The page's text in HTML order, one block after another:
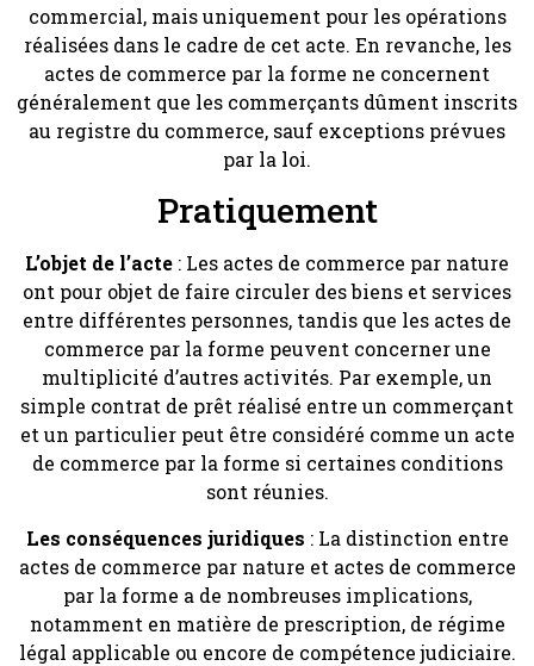
commercial, mais uniquement pour les opérations
réalisées dans le cadre de cet acte. En revanche, les
actes de commerce par la forme ne concernent
généralement que les commerçants dûment inscrits
au registre du commerce, sauf exceptions prévues
par la loi.
Pratiquement
L’objet de l’acte : Les actes de commerce par nature
ont pour objet de faire circuler des biens et services
entre différentes personnes, tandis que les actes de
commerce par la forme peuvent concerner une
multiplicité d’autres activités. Par exemple, un
simple contrat de prêt réalisé entre un commerçant
et un particulier peut être considéré comme un acte
de commerce par la forme si certaines conditions
sont réunies.
Les conséquences juridiques : La distinction entre
actes de commerce par nature et actes de commerce
par la forme a de nombreuses implications,
notamment en matière de prescription, de régime
légal applicable ou encore de compétence judiciaire.